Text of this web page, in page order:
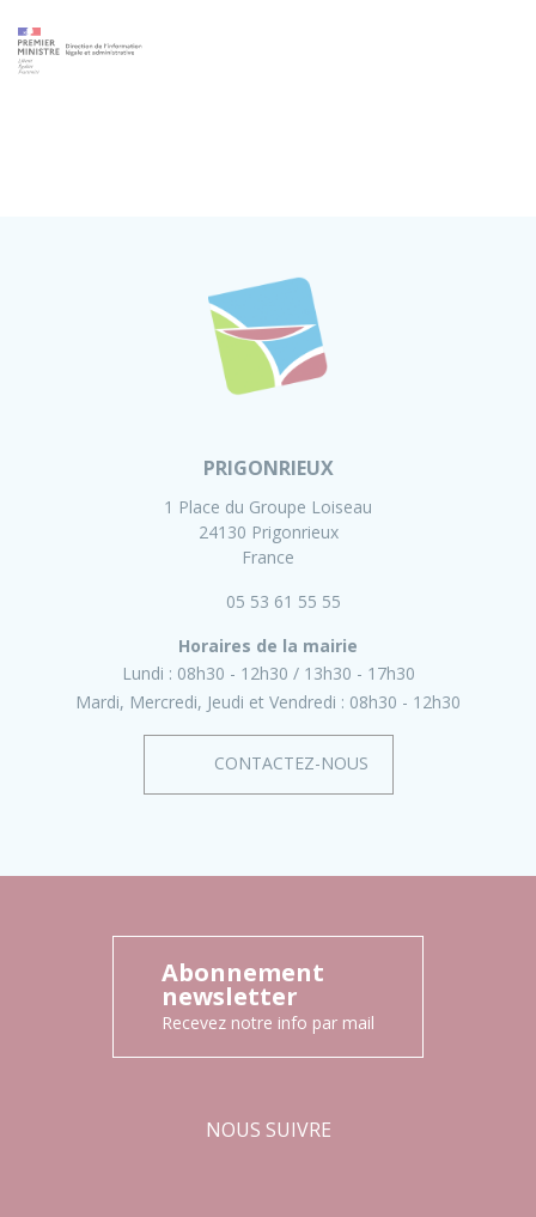
PRIGONRIEUX
1 Place du Groupe Loiseau
24130 Prigonrieux
France
05 53 61 55 55
Horaires de la mairie
Lundi : 08h30 - 12h30
13h30 - 17h30
Mardi, Mercredi, Jeudi et Vendredi : 08h30 - 12h30
CONTACTEZ-NOUS
Abonnement
newsletter
Recevez notre info par mail
NOUS SUIVRE